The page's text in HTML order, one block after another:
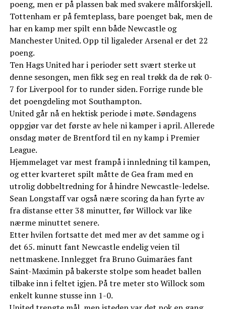
poeng, men er på plassen bak med svakere målforskjell.
Tottenham er på femteplass, bare poenget bak, men de
har en kamp mer spilt enn både Newcastle og
Manchester United. Opp til ligaleder Arsenal er det 22
poeng.
Ten Hags United har i perioder sett svært sterke ut
denne sesongen, men fikk seg en real trøkk da de røk 0-
7 for Liverpool for to runder siden. Forrige runde ble
det poengdeling mot Southampton.
United går nå en hektisk periode i møte. Søndagens
oppgjør var det første av hele ni kamper i april. Allerede
onsdag møter de Brentford til en ny kamp i Premier
League.
Hjemmelaget var mest frampå i innledning til kampen,
og etter kvarteret spilt måtte de Gea fram med en
utrolig dobbeltredning for å hindre Newcastle-ledelse.
Sean Longstaff var også nære scoring da han fyrte av
fra distanse etter 38 minutter, før Willock var like
nærme minuttet senere.
Etter hvilen fortsatte det med mer av det samme og i
det 65. minutt fant Newcastle endelig veien til
nettmaskene. Innlegget fra Bruno Guimarães fant
Saint-Maximin på bakerste stolpe som headet ballen
tilbake inn i feltet igjen. På tre meter sto Willock som
enkelt kunne stusse inn 1-0.